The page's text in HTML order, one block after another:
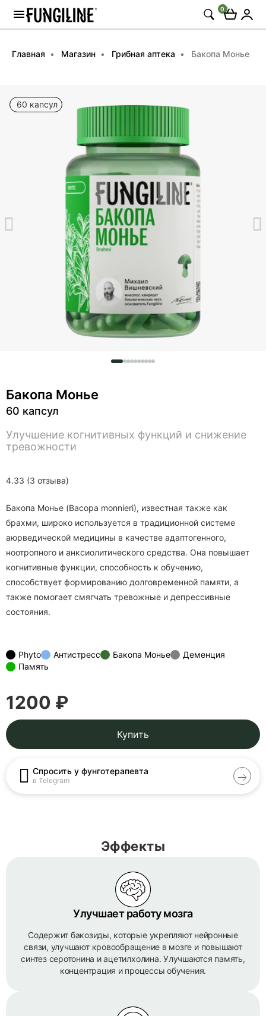
0
Главная Магазин Грибная аптека Бакопа Монье
60 капсул
4.33 (3 отзыва)
Бакопа Монье
60 капсул
Улучшение когнитивных функций и снижение
тревожности
Бакопа Монье (Bacopa monnieri), известная также как
брахми, широко используется в традиционной системе
аюрведической медицины в качестве адаптогенного,
ноотропного и анксио­литического средства. Она повышает
когнитивные функции, способность к обучению,
способствует формированию долговременной памяти, а
также помогает смягчать тревожные и депрессивные
состояния.
Phyto Антистресс Бакопа Монье
Деменция
Память
1200 ₽
Купить
Спросить у фунготерапевта
в Telegram
Эффекты
Улучшает работу мозга
Содержит бакозиды, которые укрепляют нейронные
связи, улучшают кровообращение в мозге и повышают
синтез серотонина и ацетилхолина. Улучшаются память,
концентрация и процессы обучения.